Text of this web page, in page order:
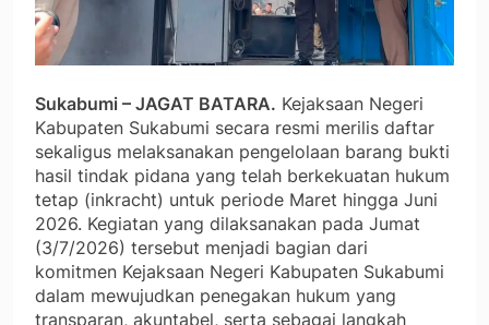
Sukabumi – JAGAT BATARA. Kejaksaan Negeri
Kabupaten Sukabumi secara resmi merilis daftar
sekaligus melaksanakan pengelolaan barang bukti
hasil tindak pidana yang telah berkekuatan hukum
tetap (inkracht) untuk periode Maret hingga Juni
2026. Kegiatan yang dilaksanakan pada Jumat
(3/7/2026) tersebut menjadi bagian dari
komitmen Kejaksaan Negeri Kabupaten Sukabumi
dalam mewujudkan penegakan hukum yang
transparan, akuntabel, serta sebagai langkah